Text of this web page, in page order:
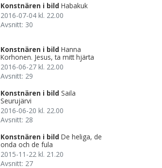
Konstnären i bild Habakuk
2016-07-04 kl. 22.00
Avsnitt: 30
Konstnären i bild Hanna
Korhonen. Jesus, ta mitt hjärta
2016-06-27 kl. 22.00
Avsnitt: 29
Konstnären i bild Saila
Seurujärvi
2016-06-20 kl. 22.00
Avsnitt: 28
Konstnären i bild De heliga, de
onda och de fula
2015-11-22 kl. 21.20
Avsnitt: 27